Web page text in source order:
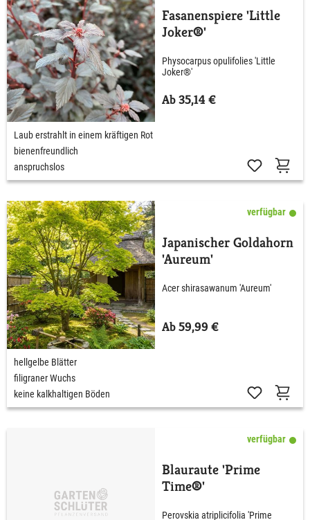
Fasanenspiere 'Little
Joker®'
Physocarpus opulifolies 'Little
Joker®'
Ab 35,14 €
Laub erstrahlt in einem kräftigen Rot
bienenfreundlich
anspruchslos
verfügbar
Japanischer Goldahorn
'Aureum'
Acer shirasawanum 'Aureum'
Ab 59,99 €
hellgelbe Blätter
filigraner Wuchs
keine kalkhaltigen Böden
verfügbar
Blauraute 'Prime
Time®'
Perovskia atriplicifolia 'Prime